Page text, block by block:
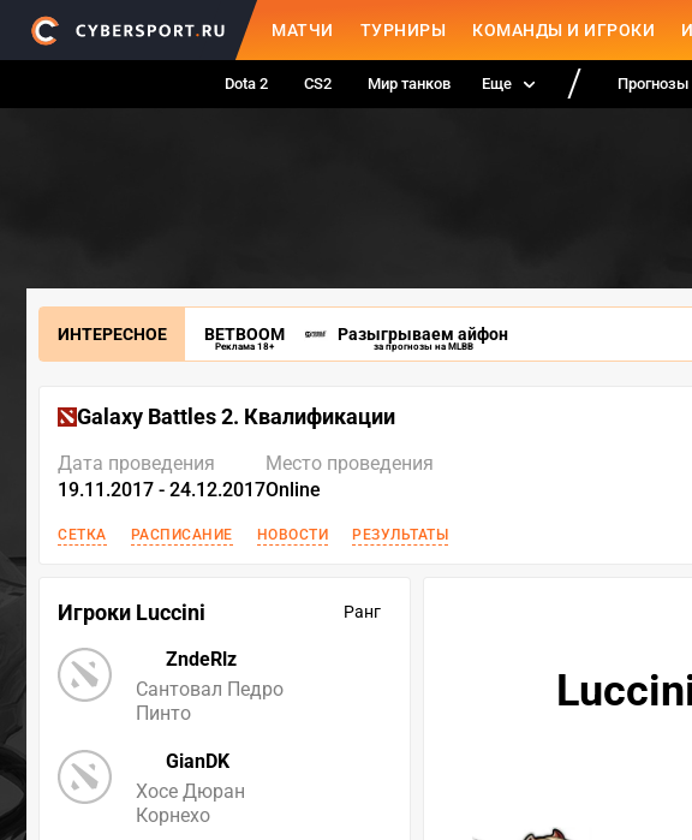
МАТЧИ ТУРНИРЫ КОМАНДЫ И ИГРОКИ
Dota 2 CS2 Мир танков Еще Прогнозы
ИНТЕРЕСНОЕ BETBOOM
Реклама 18+
Разыгрываем айфон
за прогнозы на MLBB
Galaxy Battles 2. Квалификации
Дата проведения
19.11.2017 - 24.12.2017
Место проведения
Online
СЕТКА РАСПИСАНИЕ НОВОСТИ РЕЗУЛЬТАТЫ
Игроки Luccini Ранг
ZndeRlz
Сантовал Педро
Пинто
GianDK
Хосе Дюран
Корнехо